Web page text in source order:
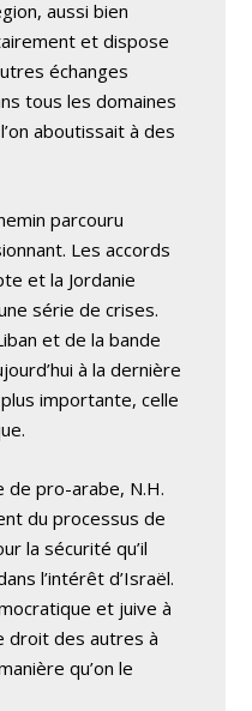
aussi bien
et dispose
échanges
tous les domaines
aboutissait à des
parcouru
Les accords
et la Jordanie
série de crises.
et de la bande
à la dernière
importante, celle
de pro-arabe, N.H.
du processus de
la sécurité qu’il
l’intérêt d’Israël.
et juive à
droit des autres à
qu’on le